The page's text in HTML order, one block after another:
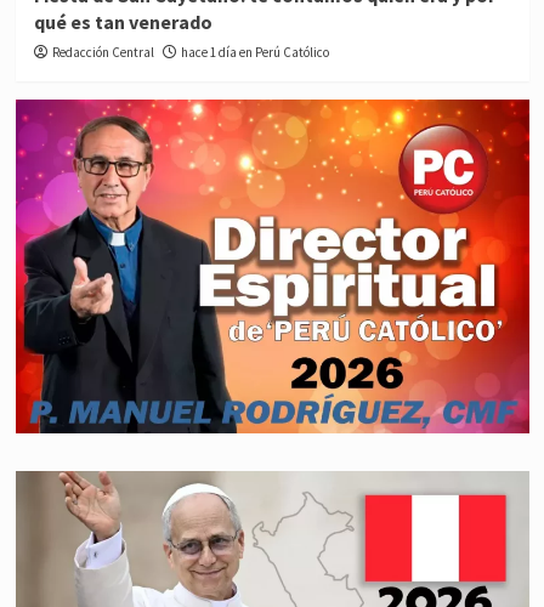
qué es tan venerado
Redacción Central hace 1 día en Perú Católico